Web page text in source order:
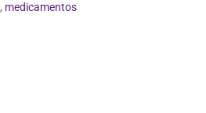
, medicamentos